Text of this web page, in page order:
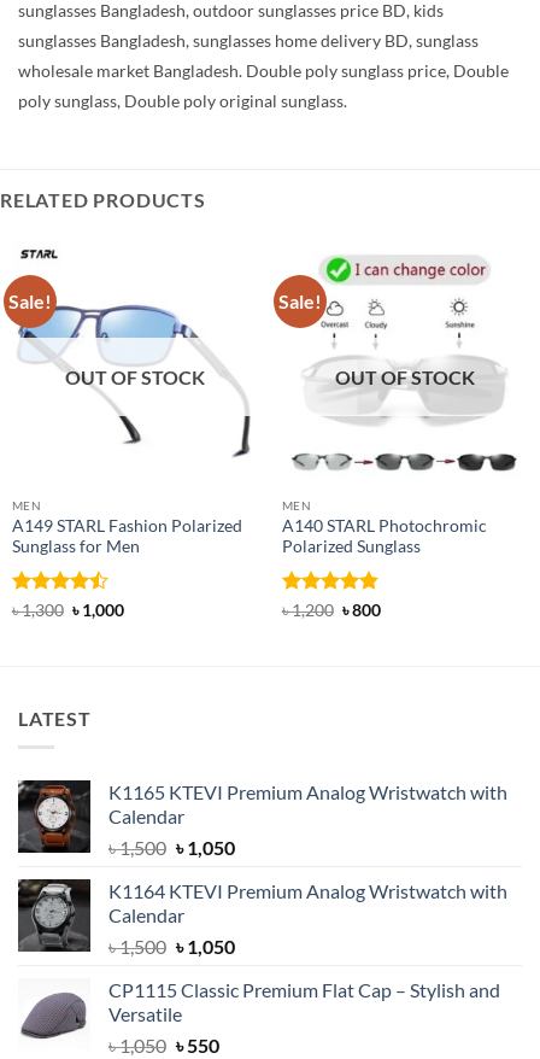
sunglasses Bangladesh,outdoor sunglasses price BD, kids
sunglasses Bangladesh,sunglasses home delivery BD,sunglass
wholesale market Bangladesh. Double poly sunglass price, Double
poly sunglass, Double poly original sunglass.
RELATED PRODUCTS
Sale!
OUT OF STOCK
MEN
A149 STARL Fashion Polarized
Sunglass for Men
Rated
৳1,300 Original
price
৳1,000Current
Sale!
OUT OF STOCK
MEN
A140 STARL Photochromic
Polarized Sunglass
Rated 4.83
৳1,200 Original
৳800Current
LATEST
K1165 KTEVI Premium Analog Wristwatch with
Calendar
৳1,500 Original
was:
৳ 1,500.
৳1,050Current
is:
K1164 KTEVI Premium Analog Wristwatch with
Calendar
৳1,500 Original
was:
৳ 1,500.
৳1,050Current
is:
CP1115 Classic Premium Flat Cap – Stylish and
Versatile
৳1,050 Original
৳550Current